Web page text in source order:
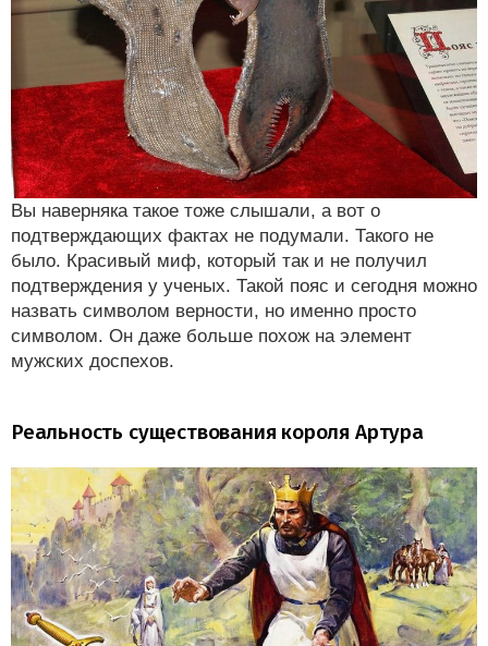
Вы наверняка такое тоже слышали, а вот о
подтверждающих фактах не подумали. Такого не
было. Красивый миф, который так и не получил
подтверждения у ученых. Такой пояс и сегодня можно
назвать символом верности, но именно просто
символом. Он даже больше похож на элемент
мужских доспехов.
Реальность существования короля Артура